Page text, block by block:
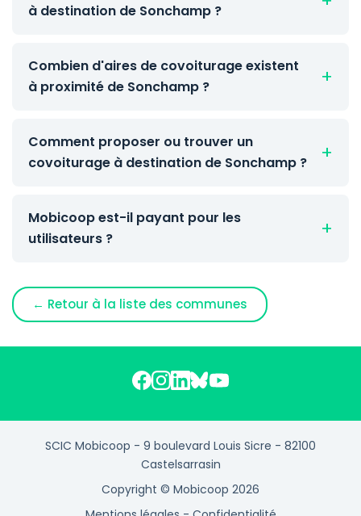
à destination de Sonchamp ?
Combien d'aires de covoiturage existent
à proximité de Sonchamp ?
Comment proposer ou trouver un
covoiturage à destination de Sonchamp ?
Mobicoop est-il payant pour les
utilisateurs ?
← Retour à la liste des communes
SCIC Mobicoop - 9 boulevard Louis Sicre - 82100
Castelsarrasin
Copyright © Mobicoop 2026